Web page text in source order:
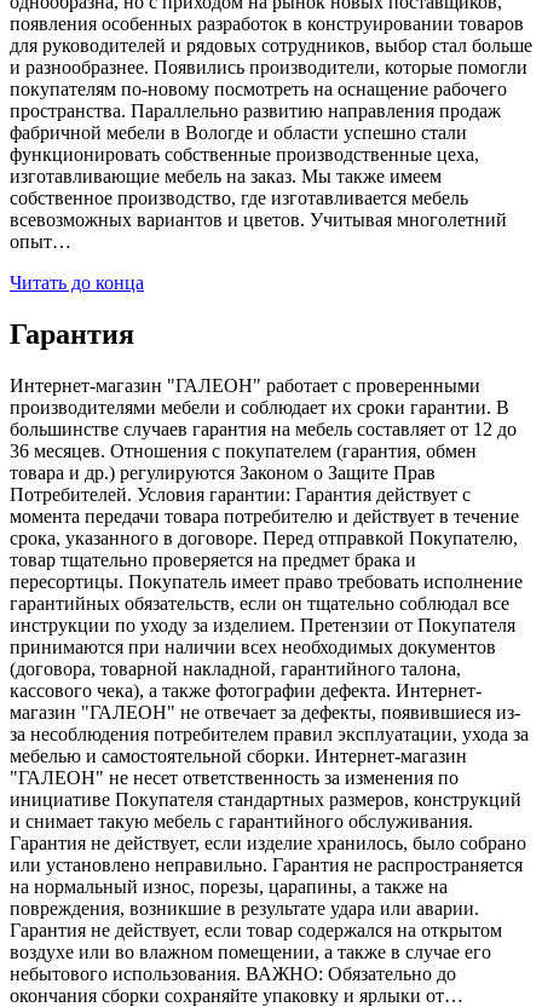
появления особенных разработок в конструировании товаров
для руководителей и рядовых сотрудников, выбор стал больше
и разнообразнее. Появились производители, которые помогли
покупателям по-новому посмотреть на оснащение рабочего
пространства. Параллельно развитию направления продаж
фабричной мебели в Вологде и области успешно стали
функционировать собственные производственные цеха,
изготавливающие мебель на заказ. Мы также имеем
собственное производство, где изготавливается мебель
всевозможных вариантов и цветов. Учитывая многолетний
опыт…
Читать до конца
Гарантия
Интернет-магазин "ГАЛЕОН" работает с проверенными
производителями мебели и соблюдает их сроки гарантии. В
большинстве случаев гарантия на мебель составляет от 12 до
36 месяцев. Отношения с покупателем (гарантия, обмен
товара и др.) регулируются Законом о Защите Прав
Потребителей. Условия гарантии: Гарантия действует с
момента передачи товара потребителю и действует в течение
срока, указанного в договоре. Перед отправкой Покупателю,
товар тщательно проверяется на предмет брака и
пересортицы. Покупатель имеет право требовать исполнение
гарантийных обязательств, если он тщательно соблюдал все
инструкции по уходу за изделием. Претензии от Покупателя
принимаются при наличии всех необходимых документов
(договора, товарной накладной, гарантийного талона,
кассового чека), а также фотографии дефекта. Интернет-
магазин "ГАЛЕОН" не отвечает за дефекты, появившиеся из-
за несоблюдения потребителем правил эксплуатации, ухода за
мебелью и самостоятельной сборки. Интернет-магазин
"ГАЛЕОН" не несет ответственность за изменения по
инициативе Покупателя стандартных размеров, конструкций
и снимает такую мебель с гарантийного обслуживания.
Гарантия не действует, если изделие хранилось, было собрано
или установлено неправильно. Гарантия не распространяется
на нормальный износ, порезы, царапины, а также на
повреждения, возникшие в результате удара или аварии.
Гарантия не действует, если товар содержался на открытом
воздухе или во влажном помещении, а также в случае его
небытового использования. ВАЖНО: Обязательно до
окончания сборки сохраняйте упаковку и ярлыки от…